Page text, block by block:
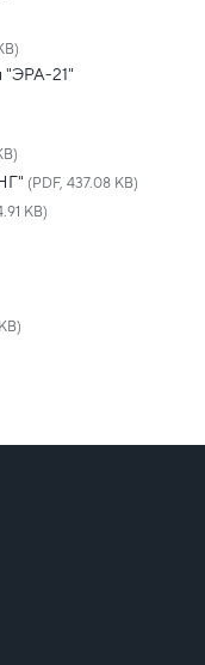
"ЭРА-21"
(PDF, 437.08 KB)
KB)